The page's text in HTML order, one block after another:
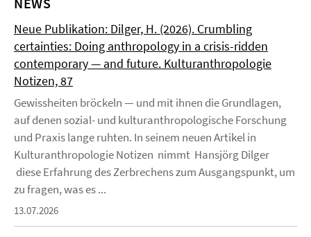
Neue Publikation: Dilger, H. (2026). Crumbling
certainties: Doing anthropology in a crisis-ridden
contemporary — and future. Kulturanthropologie
Notizen, 87
Gewissheiten bröckeln — und mit ihnen die Grundlagen,
auf denen sozial- und kulturanthropologische Forschung
und Praxis lange ruhten. In seinem neuen Artikel in
Kulturanthropologie Notizen nimmt Hansjörg Dilger
diese Erfahrung des Zerbrechens zum Ausgangspunkt, um
zu fragen, was es ...
13.07.2026